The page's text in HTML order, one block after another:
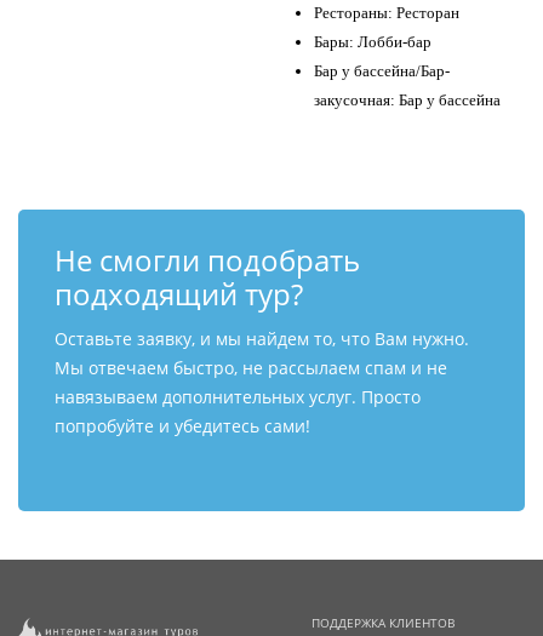
Рестораны: Ресторан
Бары: Лобби-бар
Бар у бассейна/Бар-
закусочная: Бар у бассейна
Не смогли подобрать
подходящий тур?
Оставьте заявку, и мы найдем то, что Вам нужно.
Мы отвечаем быстро, не рассылаем спам и не
навязываем дополнительных услуг. Просто
попробуйте и убедитесь сами!
ПОДДЕРЖКА КЛИЕНТОВ